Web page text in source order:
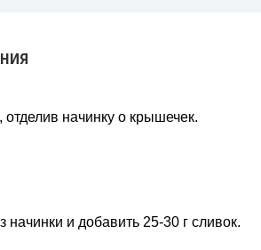
отделив начинку о крышечек.
начинки и добавить 25-30 г сливок.